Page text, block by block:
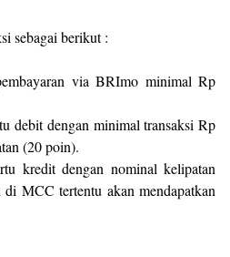
sebagai berikut :
via BRImo minimal Rp
debit dengan minimal transaksi Rp
(20 poin).
kredit dengan nominal kelipatan
MCC tertentu akan mendapatkan